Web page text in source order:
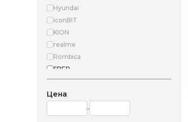
Hyundai
iconBIT
KION
realme
Rombica
SBER
Ugoos
Wink
ZTE
Цена
-